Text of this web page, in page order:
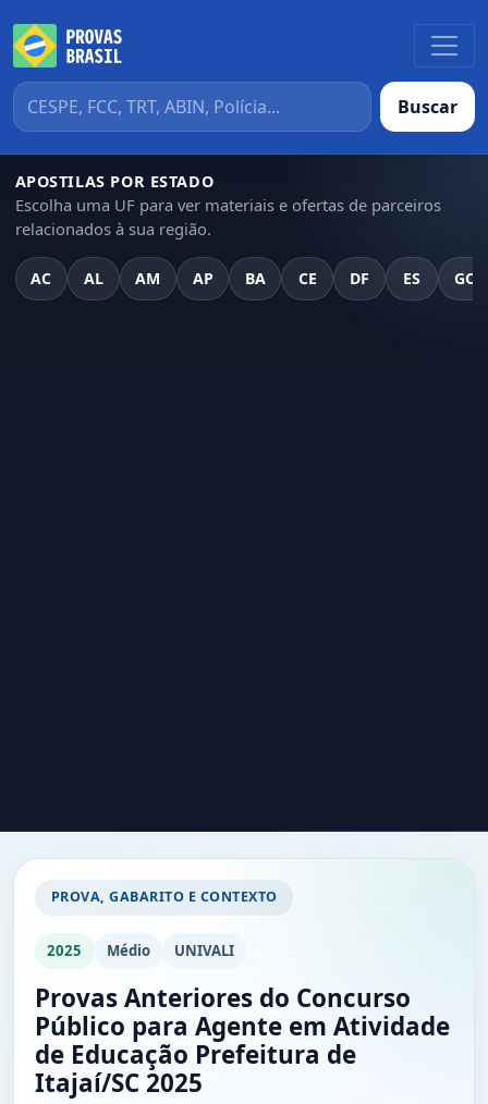
Buscar
APOSTILAS POR ESTADO
Escolha uma UF para ver materiais e ofertas de parceiros
relacionados à sua região.
AC AL AM AP BA CE DF ES GO
PROVA, GABARITO E CONTEXTO
2025 Médio UNIVALI
Provas Anteriores do Concurso
Público para Agente em Atividade
de Educação Prefeitura de
Itajaí/SC 2025